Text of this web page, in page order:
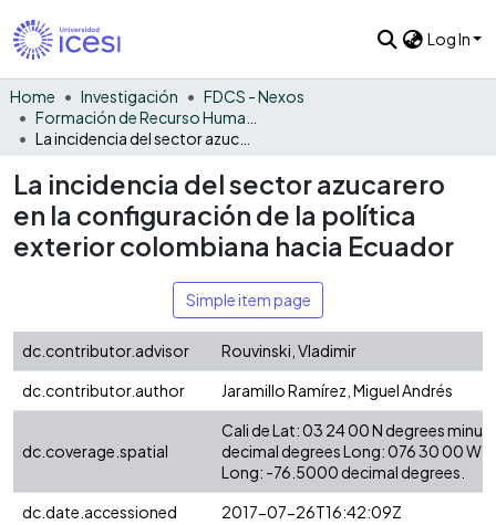
Log In
Home Investigación
FDCS - Nexos
La incidencia del sector azucarero
en la configuración de la política
exterior colombiana hacia Ecuador
Simple item page
dc.contributor.advisor
Rouvinski, Vladimir
dc.contributor.author
Jaramillo Ramírez, Miguel Andrés
dc.coverage.spatial
Cali de Lat: 03 24 00 N degrees
decimal degrees Long: 076 30 00 W
Long: -76.5000 decimal degrees.
dc.date.accessioned
2017-07-26T16:42:09Z